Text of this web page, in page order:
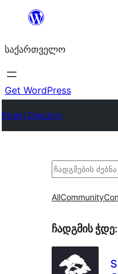
შიგთავსზე
საქართველო
Get WordPress
Plugin Directory
ძებნა
AllCommunity
ჩადგმის ჭდე: